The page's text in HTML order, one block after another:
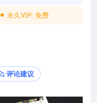
永久VIP: 免费
评论建议